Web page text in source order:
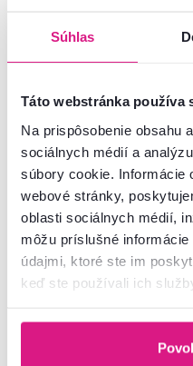
Súhlas
Táto webstránka používa
Na prispôsobenie obsahu
sociálnych médií a
súbory cookie. Informácie
webové stránky,
oblasti sociálnych médií,
môžu príslušné
údajmi, ktoré ste im
keď ste používali ich
Podobné produkty
Akcia Výpredaj Vynáška
4,5 14
Nafukovací bazén, obdĺžnik,